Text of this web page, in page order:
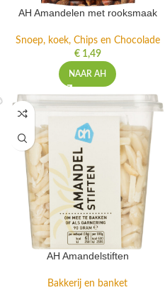
AH Amandelen met rooksmaak
Snoep, koek, Chips en Chocolade
€1,49
NAAR AH
AH Amandelstiften
Bakkerij en banket